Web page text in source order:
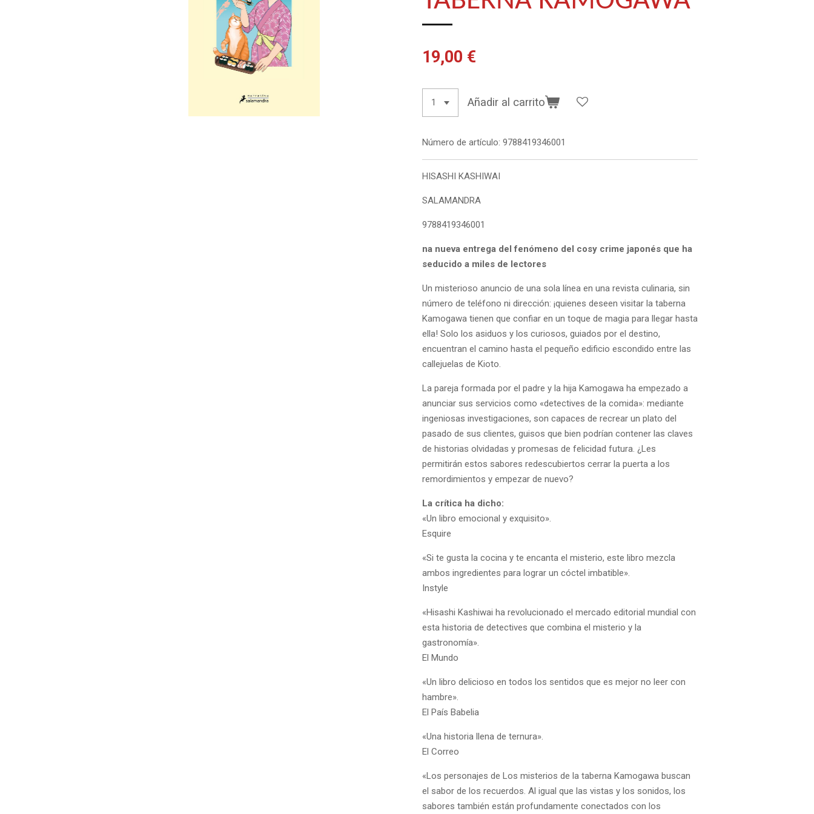
19,00 €
Añadir al carrito
Número de artículo: 9788419346001
HISASHI KASHIWAI
SALAMANDRA
9788419346001
na nueva entrega del fenómeno del cosy crime japonés que ha
seducido a miles de lectores
Un misterioso anuncio de una sola línea en una revista culinaria, sin
número de teléfono ni dirección: ¡quienes deseen visitar la taberna
Kamogawa tienen que confiar en un toque de magia para llegar hasta
ella! Solo los asiduos y los curiosos, guiados por el destino,
encuentran el camino hasta el pequeño edificio escondido entre las
callejuelas de Kioto.
La pareja formada por el padre y la hija Kamogawa ha empezado a
anunciar sus servicios como «detectives de la comida»: mediante
ingeniosas investigaciones, son capaces de recrear un plato del
pasado de sus clientes, guisos que bien podrían contener las claves
de historias olvidadas y promesas de felicidad futura. ¿Les
permitirán estos sabores redescubiertos cerrar la puerta a los
remordimientos y empezar de nuevo?
La crítica ha dicho:
«Un libro emocional y exquisito».
Esquire
«Si te gusta la cocina y te encanta el misterio, este libro mezcla
ambos ingredientes para lograr un cóctel imbatible».
Instyle
«Hisashi Kashiwai ha revolucionado el mercado editorial mundial con
esta historia de detectives que combina el misterio y la
gastronomía».
El Mundo
«Un libro delicioso en todos los sentidos que es mejor no leer con
hambre».
El País Babelia
«Una historia llena de ternura».
El Correo
«Los personajes de Los misterios de la taberna Kamogawa buscan
el sabor de los recuerdos. Al igual que las vistas y los sonidos, los
sabores también están profundamente conectados con los